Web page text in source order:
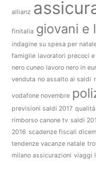
allianz
finitalia giovani e
indagine su spesa per
famiglie lavoratori precoci
nero cuneo lavoro nero in
venduta no assalto ai saldi
vodafone novembre
previsioni saldi 2017
rimborso canone tv saldi
2016 scadenze fiscali
tendenze vacanze natale
milano assicurazioni viaggi